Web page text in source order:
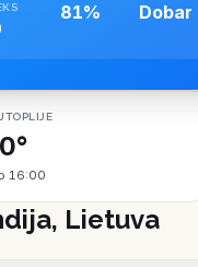
81% Dobar
16:00
Lietuva